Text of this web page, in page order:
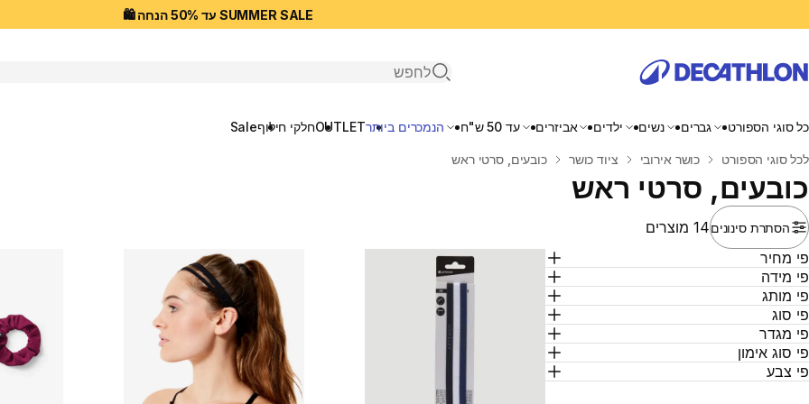
SUMMER SALE עד 50% הנחה 🛍️
פתיחת חיפוש
כל סוגי הספורט גברים נשים ילדים אביזרים עד 50 ש"ח הנמכרים ביותרOUTLETחלקי חילוףSale
בית
לכל סוגי הספורט כושר אירובי ציוד כושר כובעים, סרטי ראש
כובעים, סרטי ראש
הסתרת סינונים14 מוצרים
מחיר
מידה
מותג
סוג
מגדר
סוג אימון
צבע